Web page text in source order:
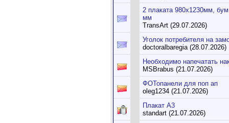
2 плаката 980х1230мм,
мм
TransArt (29.07.2026)
Уголок потребителя на
doctoralbaregia (28.07.2026)
Необходимо напечатать
MSBrabus (21.07.2026)
ФОТопанели для поп ап
oleg1234 (21.07.2026)
Плакат А3
standart (21.07.2026)